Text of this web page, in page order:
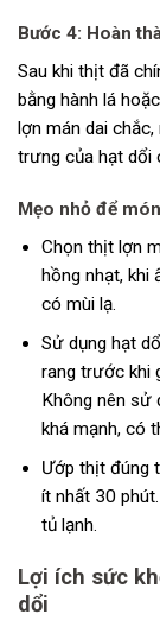
Bước 4: Hoàn
Sau khi thịt đã
bằng hành lá
lợn mán dai
trưng của hạt dổi
Mẹo nhỏ để
Chọn thịt lợn
hồng nhạt, khi
có mùi lạ.
Sử dụng hạt
rang trước khi
Không nên sử
khá mạnh, có
Ướp thịt đúng
ít nhất 30
tủ lạnh.
Lợi ích sức
dổi